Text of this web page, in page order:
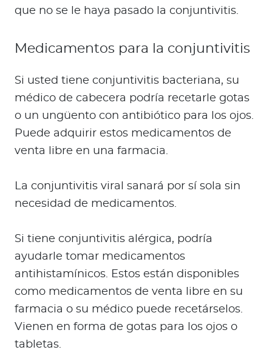
que no se le haya pasado la conjuntivitis.
Medicamentos para la conjuntivitis
Si usted tiene conjuntivitis bacteriana, su
médico de cabecera podría recetarle gotas
o un ungüento con antibiótico para los ojos.
Puede adquirir estos medicamentos de
venta libre en una farmacia.
La conjuntivitis viral sanará por sí sola sin
necesidad de medicamentos.
Si tiene conjuntivitis alérgica, podría
ayudarle tomar medicamentos
antihistamínicos. Estos están disponibles
como medicamentos de venta libre en su
farmacia o su médico puede recetárselos.
Vienen en forma de gotas para los ojos o
tabletas.